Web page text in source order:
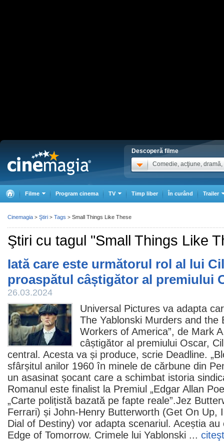
Descoperă filme
Comedie, acţiune, dramă,
Filme Program cinema TV Timp liber În curând Trailer
Ştiri cu tagul "Small Things Like
Iată care este următorul rol al lui
proaspătul câștigător al premiului
26.03.2024
Universal Pictures va adapta
The Yablonski Murders and the
Workers of America”, de Mark
câștigător al premiului Oscar,
central. Acesta va și produce, scrie Deadline.
sfârșitul anilor 1960 în minele de cărbune din
un asasinat șocant care a schimbat istoria
Romanul este finalist la Premiul „Edgar Allan
„Carte polițistă bazată pe fapte reale”.Jez
Ferrari) și John-Henry Butterworth (Get On Up,
Dial of Destiny) vor adapta scenariul. Aceștia
Edge of Tomorrow. Crimele lui Yablonski ...
Cinemagia > Ştiri > Tags > Small Things Like These